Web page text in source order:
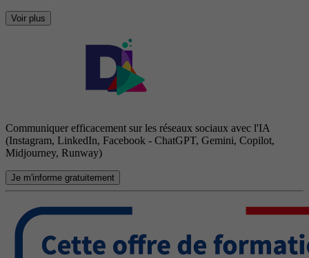
Voir plus
Communiquer efficacement sur les réseaux sociaux avec l'IA
(Instagram, LinkedIn, Facebook - ChatGPT, Gemini, Copilot,
Midjourney, Runway)
Je m'informe gratuitement